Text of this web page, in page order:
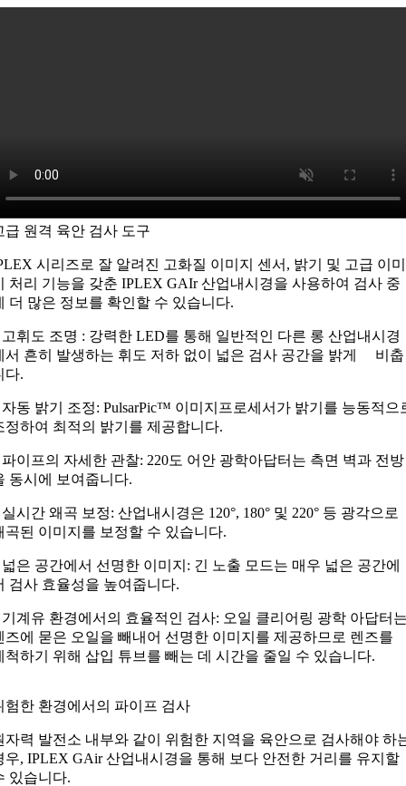
급 원격 육안 검사 도구
시리즈로 잘 알려진 고화질 이미지 센서, 밝기 및 고급 이미
처리 기능을 갖춘 IPLEX GAIr 산업내시경을 사용하여 검사 중
더 많은 정보를 확인할 수 있습니다.
고휘도 조명 : 강력한 LED를 통해 일반적인 다른 롱 산업내시경
서 흔히 발생하는 휘도 저하 없이 넓은 검사 공간을 밝게 비춥
다.
자동 밝기 조정: PulsarPic™ 이미지프로세서가 밝기를 능동적으
정하여 최적의 밝기를 제공합니다.
파이프의 자세한 관찰: 220도 어안 광학아답터는 측면 벽과 전방
동시에 보여줍니다.
실시간 왜곡 보정: 산업내시경은 120°, 180° 및 220° 등 광각으로
곡된 이미지를 보정할 수 있습니다.
넓은 공간에서 선명한 이미지: 긴 노출 모드는 매우 넓은 공간에
검사 효율성을 높여줍니다.
기계유 환경에서의 효율적인 검사: 오일 클리어링 광학 아답터
즈에 묻은 오일을 빼내어 선명한 이미지를 제공하므로 렌즈
척하기 위해 삽입 튜브를 빼는 데 시간을 줄일 수 있습니다.
험한 환경에서의 파이프 검사
자력 발전소 내부와 같이 위험한 지역을 육안으로 검사해야 하
우, IPLEX GAir 산업내시경을 통해 보다 안전한 거리를 유지할
있습니다.